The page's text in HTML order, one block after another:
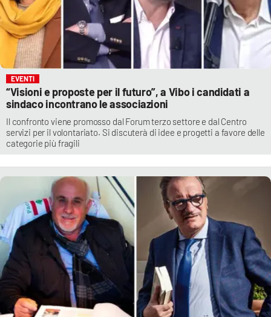
EVENTI
“Visioni e proposte per il futuro”, a Vibo i candidati a
sindaco incontrano le associazioni
Il confronto viene promosso dal Forum terzo settore e dal Centro
servizi per il volontariato. Si discuterà di idee e progetti a favore delle
categorie più fragili